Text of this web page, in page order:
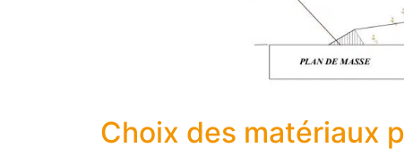
Choix des matériaux